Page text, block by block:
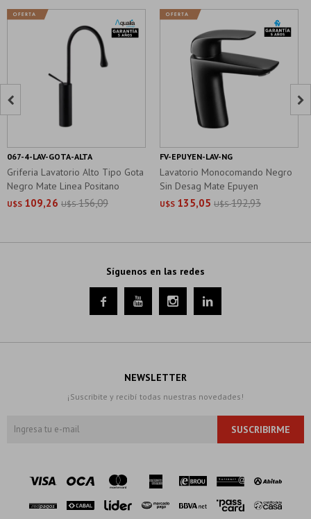
Griferia Lavatorio Alto Tipo Gota
Negro Mate Linea Positano
U$S 109,26 U$S 156,09
067-4-LAV-GOTA-ALTA
Lavatorio Monocomando Negro
Sin Desag Mate Epuyen
U$S 135,05 U$S 192,93
FV-EPUYEN-LAV-NG
 
Síguenos en las redes
   
NEWSLETTER
¡Suscribite y recibí todas nuestras novedades!
SUSCRIBIRME